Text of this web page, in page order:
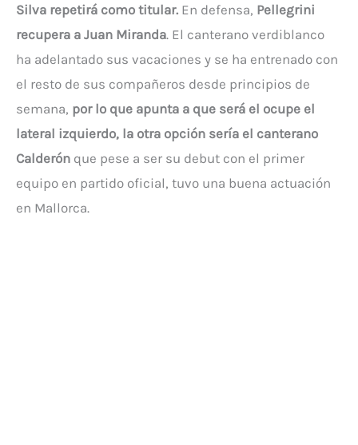
Silva repetirá como titular. En defensa, Pellegrini
recupera a Juan Miranda. El canterano verdiblanco
ha adelantado sus vacaciones y se ha entrenado con
el resto de sus compañeros desde principios de
semana, por lo que apunta a que será el ocupe el
lateral izquierdo, la otra opción sería el canterano
Calderón que pese a ser su debut con el primer
equipo en partido oficial, tuvo una buena actuación
en Mallorca.